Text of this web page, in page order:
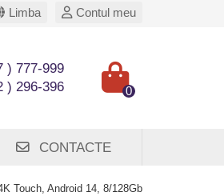
Limba Contul meu
) 777-999
) 296-396
0
CONTACTE
Touch, Android 14, 8/128Gb